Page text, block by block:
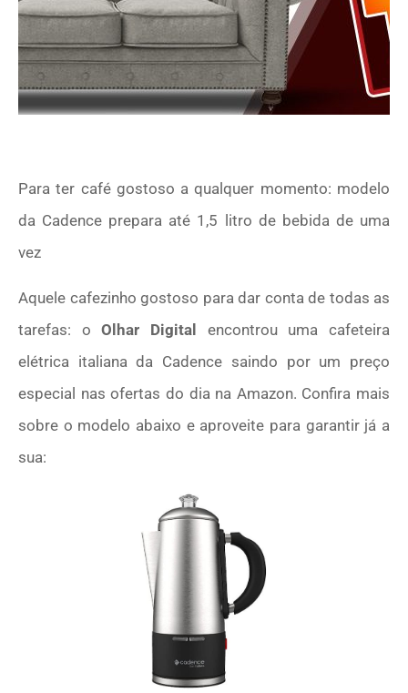
Para ter café gostoso a qualquer momento: modelo
da Cadence prepara até 1,5 litro de bebida de uma
vez
Aquele cafezinho gostoso para dar conta de todas as
tarefas: oOlhar Digital encontrou uma cafeteira
elétrica italiana da Cadence saindo por um preço
especial nas ofertas do dia na Amazon. Confira mais
sobre o modelo abaixo e aproveite para garantir já a
sua: